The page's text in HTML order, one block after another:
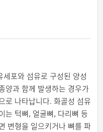
포와 섬유로 구성된 양성
양과 함께 발생하는 경우가
로 나타납니다. 화골성 섬유
는 턱뼈, 얼굴뼈, 다리뼈 등
변형을 일으키거나 뼈를 파